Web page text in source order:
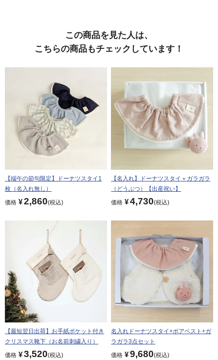
この商品を見た人は、
こちらの商品もチェックしています！
【端午の節句限定】ドーナツスタイ1
枚（名入れ無し）
価格 ¥2,860 税込
【名入れ】ドーナツスタイ＋ガラガラ
（どうぶつ）【出産祝い】
価格 ¥4,730 税込
【最短翌日出荷】お手紙ポケット付き
クリスマス靴下（お名前刺繍入り）
価格 ¥3,520 税込
名入れドーナツスタイ+ボアベスト+ガ
ラガラ3点セット
価格 ¥9,680 税込